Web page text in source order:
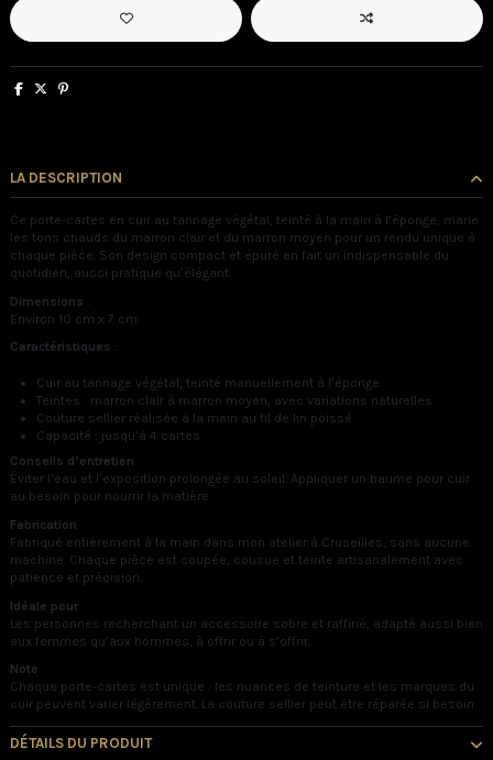
LA DESCRIPTION
Ce porte-cartes en cuir au tannage végétal, teinté à la main à l’éponge, marie
les tons chauds du marron clair et du marron moyen pour un rendu unique à
chaque pièce. Son design compact et épuré en fait un indispensable du
quotidien, aussi pratique qu’élégant.
Dimensions :
Environ 10 cm x 7 cm.
Caractéristiques :
Cuir au tannage végétal, teinté manuellement à l’éponge
Teintes : marron clair à marron moyen, avec variations naturelles
Couture sellier réalisée à la main au fil de lin poissé
Capacité : jusqu’à 4 cartes
Conseils d’entretien :
Éviter l’eau et l’exposition prolongée au soleil. Appliquer un baume pour cuir
au besoin pour nourrir la matière.
Fabrication :
Fabriqué entièrement à la main dans mon atelier à Cruseilles, sans aucune
machine. Chaque pièce est coupée, cousue et teinte artisanalement avec
patience et précision.
Idéale pour :
Les personnes recherchant un accessoire sobre et raffiné, adapté aussi bien
aux femmes qu’aux hommes, à offrir ou à s’offrir.
Note :
Chaque porte-cartes est unique : les nuances de teinture et les marques du
cuir peuvent varier légèrement. La couture sellier peut être réparée si besoin.
DÉTAILS DU PRODUIT